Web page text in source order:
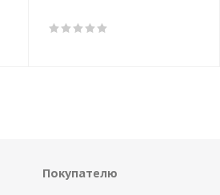
Покупателю